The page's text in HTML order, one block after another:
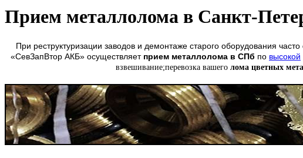
Прием металлолома в Санкт-
При реструктуризации заводов и демонтаже старого оборудования
«СевЗапВтор АКБ» осуществляет прием металлолома в СПб по высокой
взвешивание;перевозка вашего лома цветных